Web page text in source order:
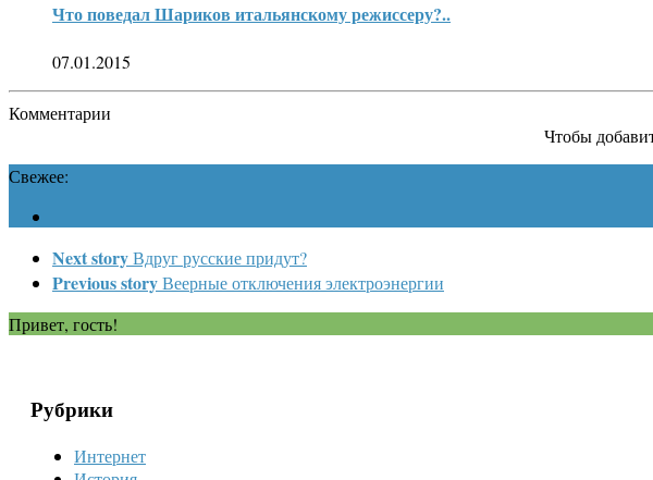
Что поведал Шариков итальянскому режиссеру?..
07.01.2015
Комментарии
Чтобы
Свежее:
Next storyВдруг русские придут?
Previous storyВеерные отключения электроэнергии
Привет, гость!
Рубрики
Интернет